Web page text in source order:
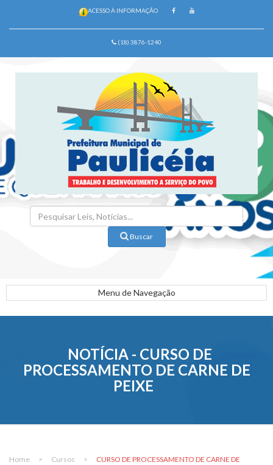
ACESSO À INFORMAÇÃO
(18) 3876-1240
Buscar
Menu de Navegação
NOTÍCIA - CURSO DE
PROCESSAMENTO DE CARNE DE
PEIXE
Home > Cursos >
CURSO DE PROCESSAMENTO DE CARNE DE